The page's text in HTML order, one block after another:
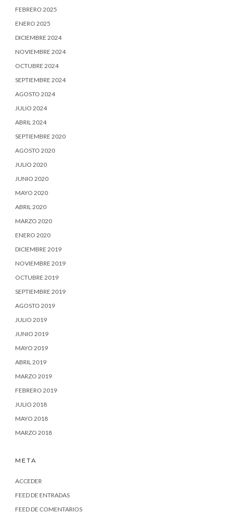
FEBRERO 2025
ENERO 2025
DICIEMBRE 2024
NOVIEMBRE 2024
OCTUBRE 2024
SEPTIEMBRE 2024
AGOSTO 2024
JULIO 2024
ABRIL 2024
SEPTIEMBRE 2020
AGOSTO 2020
JULIO 2020
JUNIO 2020
MAYO 2020
ABRIL 2020
MARZO 2020
ENERO 2020
DICIEMBRE 2019
NOVIEMBRE 2019
OCTUBRE 2019
SEPTIEMBRE 2019
AGOSTO 2019
JULIO 2019
JUNIO 2019
MAYO 2019
ABRIL 2019
MARZO 2019
FEBRERO 2019
JULIO 2018
MAYO 2018
MARZO 2018
META
ACCEDER
FEED DE ENTRADAS
FEED DE COMENTARIOS